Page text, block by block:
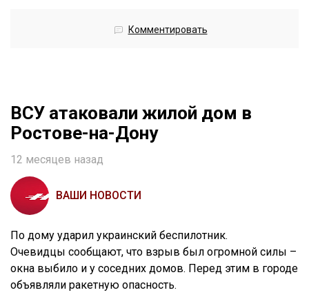
Комментировать
ВСУ атаковали жилой дом в
Ростове-на-Дону
12 месяцев назад
ВАШИ НОВОСТИ
По дому ударил украинский беспилотник.
Очевидцы сообщают, что взрыв был огромной силы –
окна выбило и у соседних домов. Перед этим в городе
объявляли ракетную опасность.